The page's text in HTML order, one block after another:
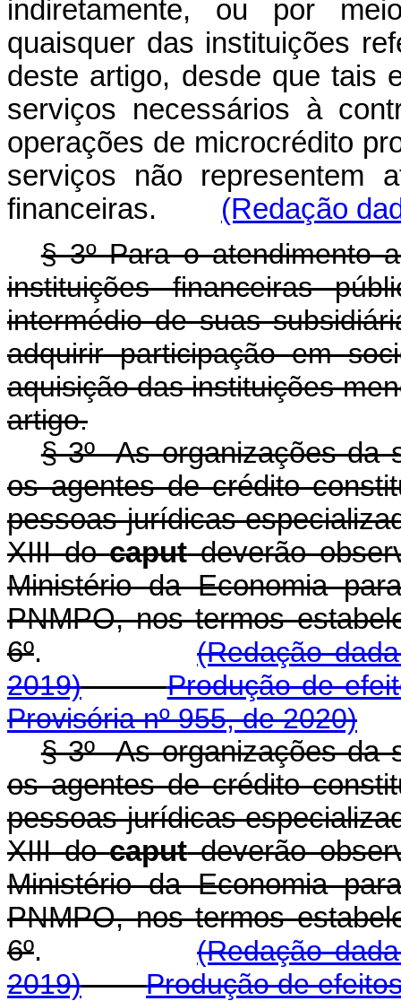
indiretamente, ou por
quaisquer das instituições
deste artigo, desde que tais
serviços necessários à
operações de microcrédito
serviços não representem
financeiras.
(Redação
§ 3º Para o atendimento
instituições financeiras
intermédio de suas
adquirir participação em
aquisição das instituições
artigo.
§ 3º As organizações da
os agentes de crédito
pessoas jurídicas
XIII docaputdeverão
Ministério da Economia
PNMPO, nos termos
6º.(Redação
2019)
Produção de
Provisória nº 955, de 2020)
§ 3º As organizações da
os agentes de crédito
pessoas jurídicas
XIII docaputdeverão
Ministério da Economia
PNMPO, nos termos
6º.(Redação
2019)
Produção de